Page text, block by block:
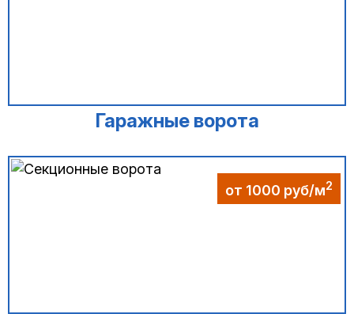
Гаражные ворота
от 1000 руб/м2